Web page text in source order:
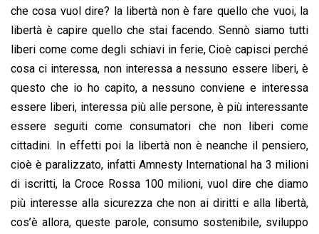
che cosa vuol dire? la libertà non è fare quello che vuoi, la
libertà è capire quello che stai facendo. Sennò siamo tutti
liberi come come degli schiavi in ferie, Cioè capisci perché
cosa ci interessa, non interessa a nessuno essere liberi, è
questo che io ho capito, a nessuno conviene e interessa
essere liberi, interessa più alle persone, è più interessante
essere seguiti come consumatori che non liberi come
cittadini. In effetti poi la libertà non è neanche il pensiero,
cioè è paralizzato, infatti Amnesty International ha 3 milioni
di iscritti, la Croce Rossa 100 milioni, vuol dire che diamo
più interesse alla sicurezza che non ai diritti e alla libertà,
cos’è allora, queste parole, consumo sostenibile, sviluppo